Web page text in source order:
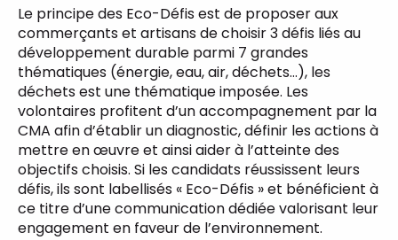
Le principe des Eco-Défis est de proposer aux
commerçants et artisans de choisir 3 défis liés au
développement durable parmi 7 grandes
thématiques (énergie, eau, air, déchets…), les
déchets est une thématique imposée. Les
volontaires profitent d’un accompagnement par la
CMA afin d’établir un diagnostic, définir les actions à
mettre en œuvre et ainsi aider à l’atteinte des
objectifs choisis. Si les candidats réussissent leurs
défis, ils sont labellisés « Eco-Défis » et bénéficient à
ce titre d’une communication dédiée valorisant leur
engagement en faveur de l’environnement.